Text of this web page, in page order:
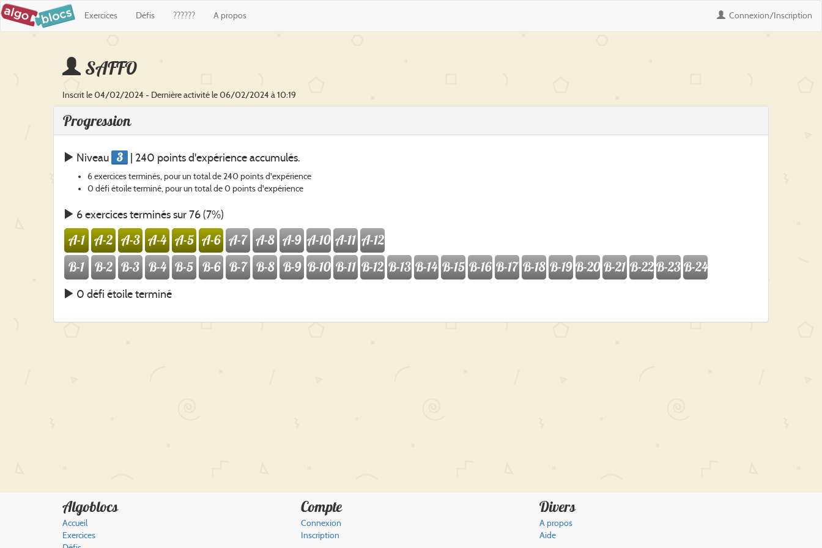
Connexion/Inscription
Exercices Défis ?????? A propos
SAFFO
Inscrit le 04/02/2024 - Dernière activité le 06/02/2024 à 10:19
Progression
Niveau 3 | 240 points d'expérience accumulés.
6 exercices terminés, pour un total de 240 points d'expérience
0 défi étoile terminé, pour un total de 0 points d'expérience
6 exercices terminés sur 76 (7%)
A-1 A-2 A-3 A-4 A-5 A-6 A-7 A-8 A-9 A-10 A-11 A-12
B-1
B-2 B-3 B-4 B-5 B-6 B-7 B-8 B-9 B-10 B-11 B-12 B-13 B-14 B-15 B-16 B-17 B-18 B-19 B-20 B-21 B-22B-23B-24
0 défi étoile terminé
Algoblocs
Accueil
Exercices
Compte
Connexion
Inscription
Divers
A propos
Aide